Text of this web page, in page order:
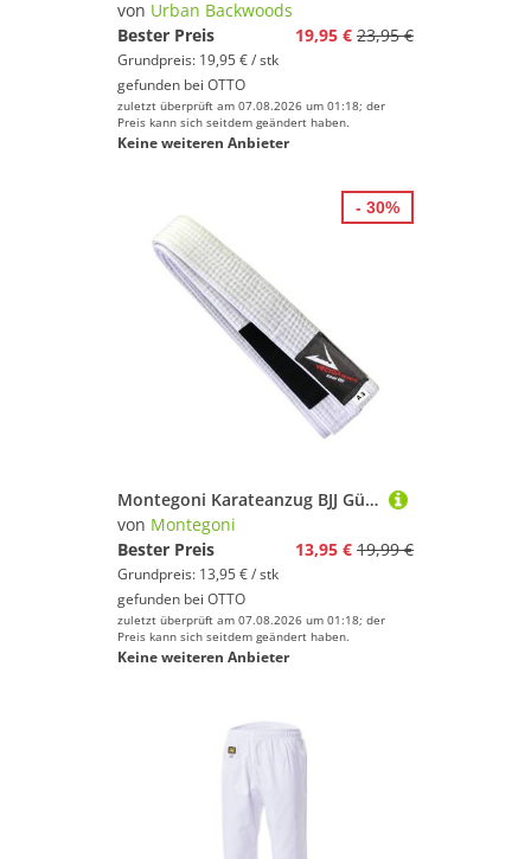
von Urban Backwoods
Bester Preis
19,95 € 23,95 €
Grundpreis: 19,95 € / stk
gefunden bei OTTO
zuletzt überprüft am 07.08.2026 um 01:18; der
Preis kann sich seitdem geändert haben.
Keine weiteren Anbieter
Montegoni Karateanzug BJJ Gürtel Weiß 300cm, Jiu Jitsu Gurt für Training & Prüfung (Einzelprodukt Martial Arts Gürtel, 1 Stück Kampfsportgürtel), Mehrfach gesteppte Nähte, 300 cm Länge, Universell für Kampfsportarten
von Montegoni
Bester Preis
13,95 € 19,99 €
Grundpreis: 13,95 € / stk
gefunden bei OTTO
zuletzt überprüft am 07.08.2026 um 01:18; der
Preis kann sich seitdem geändert haben.
Keine weiteren Anbieter
- 30%